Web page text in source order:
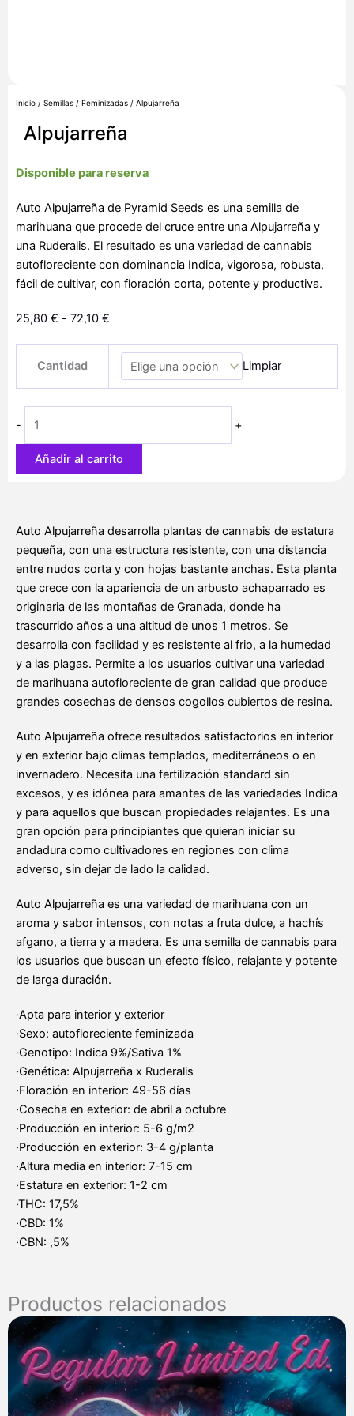
Inicio / Semillas / Feminizadas / Alpujarreña
Alpujarreña
Disponible para reserva
Auto Alpujarreña de Pyramid Seeds es una semilla de
marihuana que procede del cruce entre una Alpujarreña y
una Ruderalis. El resultado es una variedad de cannabis
autofloreciente con dominancia Indica, vigorosa, robusta,
fácil de cultivar, con floración corta, potente y productiva.
25,80 € - 72,10 €
precios:
desde
25,80 €
Cantidad Limpiar
-
cantidad
+
Añadir al carrito
Auto Alpujarreña desarrolla plantas de cannabis de estatura
pequeña, con una estructura resistente, con una distancia
entre nudos corta y con hojas bastante anchas. Esta planta
que crece con la apariencia de un arbusto achaparrado es
originaria de las montañas de Granada, donde ha
trascurrido años a una altitud de unos 1 metros. Se
desarrolla con facilidad y es resistente al frio, a la humedad
y a las plagas. Permite a los usuarios cultivar una variedad
de marihuana autofloreciente de gran calidad que produce
grandes cosechas de densos cogollos cubiertos de resina.
Auto Alpujarreña ofrece resultados satisfactorios en interior
y en exterior bajo climas templados, mediterráneos o en
invernadero. Necesita una fertilización standard sin
excesos, y es idónea para amantes de las variedades Indica
y para aquellos que buscan propiedades relajantes. Es una
gran opción para principiantes que quieran iniciar su
andadura como cultivadores en regiones con clima
adverso, sin dejar de lado la calidad.
Auto Alpujarreña es una variedad de marihuana con un
aroma y sabor intensos, con notas a fruta dulce, a hachís
afgano, a tierra y a madera. Es una semilla de cannabis para
los usuarios que buscan un efecto físico, relajante y potente
de larga duración.
·Apta para interior y exterior
·Sexo: autofloreciente feminizada
·Genotipo: Indica 9%/Sativa 1%
·Genética: Alpujarreña x Ruderalis
·Floración en interior: 49-56 días
·Cosecha en exterior: de abril a octubre
·Producción en interior: 5-6 g/m2
·Producción en exterior: 3-4 g/planta
·Altura media en interior: 7-15 cm
·Estatura en exterior: 1-2 cm
·THC: 17,5%
·CBD: 1%
·CBN: ,5%
Productos relacionados